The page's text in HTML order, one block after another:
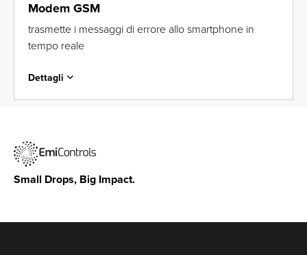
Modem GSM
trasmette i messaggi di errore allo smartphone in
tempo reale
Dettagli
Small Drops, Big Impact.